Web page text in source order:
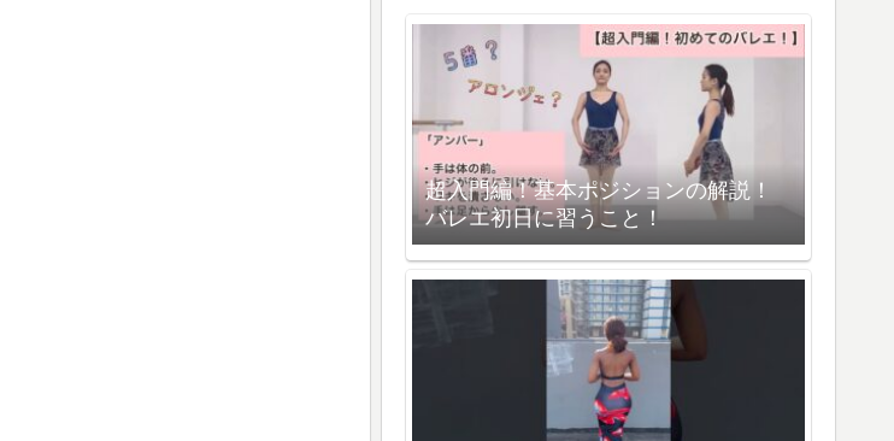
超入門編！基本ポジションの解説！
バレエ初日に習うこと！